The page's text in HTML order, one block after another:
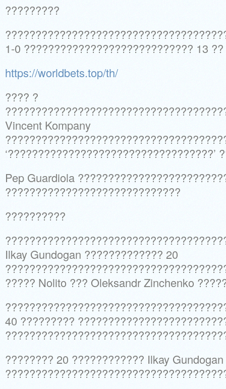
?????????
1-0 ???????????????????????????? 13 ??
https://worldbets.top/th/
???? ?
Vincent Kompany
‘??????????????????????????????????’
Pep Guardiola
?????????????????????????????
??????????
Ilkay Gundogan ????????????? 20
????? Nolito ??? Oleksandr Zinchenko
40 ?????????
???????? 20 ???????????? Ilkay Gundogan